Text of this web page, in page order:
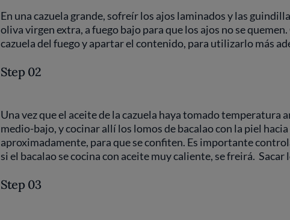
En una cazuela grande, sofreír los ajos laminados y las
oliva virgen extra, a fuego bajo para que los ajos no se
cazuela del fuego y apartar el contenido, para utilizarlo más
Step 02
Una vez que el aceite de la cazuela haya tomado temperatura
medio-bajo, y cocinar allí los lomos de bacalao con la piel
aproximadamente, para que se confiten. Es importante
si el bacalao se cocina con aceite muy caliente, se freirá. Sacar
Step 03